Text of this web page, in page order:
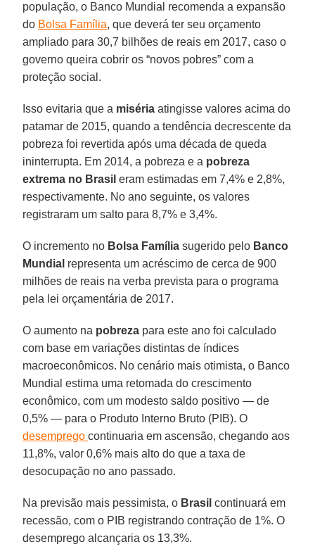
população, o Banco Mundial recomenda a expansão
do Bolsa Família, que deverá ter seu orçamento
ampliado para 30,7 bilhões de reais em 2017, caso o
governo queira cobrir os “novos pobres” com a
proteção social.
Isso evitaria que a miséria atingisse valores acima do
patamar de 2015, quando a tendência decrescente da
pobreza foi revertida após uma década de queda
ininterrupta. Em 2014, a pobreza e a pobreza
extrema no Brasil eram estimadas em 7,4% e 2,8%,
respectivamente. No ano seguinte, os valores
registraram um salto para 8,7% e 3,4%.
O incremento no Bolsa Família sugerido pelo Banco
Mundial representa um acréscimo de cerca de 900
milhões de reais na verba prevista para o programa
pela lei orçamentária de 2017.
O aumento na pobreza para este ano foi calculado
com base em variações distintas de índices
macroeconômicos. No cenário mais otimista, o Banco
Mundial estima uma retomada do crescimento
econômico, com um modesto saldo positivo — de
0,5% — para o Produto Interno Bruto (PIB). O
desempregocontinuaria em ascensão, chegando aos
11,8%, valor 0,6% mais alto do que a taxa de
desocupação no ano passado.
Na previsão mais pessimista, o Brasil continuará em
recessão, com o PIB registrando contração de 1%. O
desemprego alcançaria os 13,3%.